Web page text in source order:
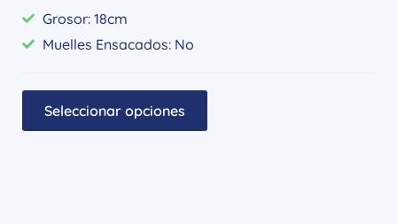
Grosor: 18cm
Muelles Ensacados: No
Seleccionar opciones